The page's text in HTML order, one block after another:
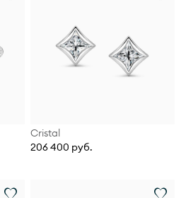
Cristal
206 400 руб.